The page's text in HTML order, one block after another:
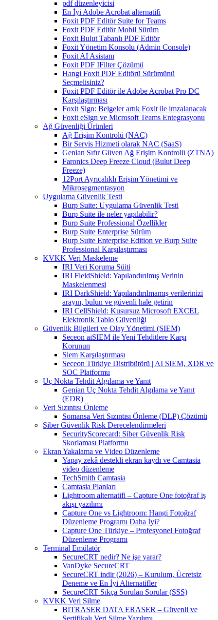
pdf düzenleyicisi
En İyi Adobe Acrobat alternatifi
Foxit PDF Editör Suite for Teams
Foxit PDF Editör Mobil Sürüm
Foxit Bulut Tabanlı PDF Editör
Foxit Yönetim Konsolu (Admin Console)
Foxit AI Asistanı
Foxit PDF IFilter Çözümü
Hangi Foxit PDF Editörü Sürümünü
Seçmelisiniz?
Foxit PDF Editör ile Adobe Acrobat Pro DC
Karşılaştırması
Foxit Sign: Belgeler artık Foxit ile imzalanacak
Foxit eSign ve Microsoft Teams Entegrasyonu
Ağ Güvenliği Ürünleri
Ağ Erişim Kontrolü (NAC)
Bir Servis Hizmeti olarak NAC (SaaS)
Genian Sıfır Güven Ağ Erişim Kontrolü (ZTNA)
Faronics Deep Freeze Cloud (Bulut Deep
Freeze)
12Port Ayrıcalıklı Erişim Yönetimi ve
Mikrosegmentasyon
Uygulama Güvenlik Testi
Burp Suite: Uygulama Güvenlik Testi
Burp Suite ile neler yapılabilir?
Burp Suite Professional Özellikler
Burp Suite Enterprise Sürüm
Burp Suite Enterprise Edition ve Burp Suite
Professional Karşılaştırması
KVKK Veri Maskeleme
IRI Veri Koruma Süiti
IRI FieldShield: Yapılandırılmış Verinin
Maskelenmesi
IRI DarkShield: Yapılandırılmamış verilerinizi
arayın, bulun ve güvenli hale getirin
IRI CellShield: Kusursuz Microsoft EXCEL
Elektronik Tablo Güvenliği
Güvenlik Bilgileri ve Olay Yönetimi (SIEM)
Seceon aiSIEM ile Yeni Tehditlere Karşı
Korunun
Siem Karşılaştırması
Seceon Türkiye Distribütörü | AI SIEM, XDR ve
SOC Platformu
Uç Nokta Tehdit Algılama ve Yanıt
Genian Uç Nokta Tehdit Algılama ve Yanıt
(EDR)
Veri Sızıntısı Önleme
Somansa Veri Sızıntısı Önleme (DLP) Çözümü
Siber Güvenlik Risk Derecelendirmeleri
SecurityScorecard: Siber Güvenlik Risk
Skorlaması Platformu
Ekran Yakalama ve Video Düzenleme
Yapay zekâ destekli ekran kaydı ve Camtasia
video düzenleme
TechSmith Camtasia
Camtasia Planları
Lightroom alternatifi – Capture One fotoğraf iş
akışı yazılımı
Capture One vs Lightroom: Hangi Fotoğraf
Düzenleme Programı Daha İyi?
Capture One Türkiye – Profesyonel Fotoğraf
Düzenleme Programı
Terminal Emülatör
SecureCRT nedir? Ne işe yarar?
VanDyke SecureCRT
SecureCRT indir (2026) – Kurulum, Ücretsiz
Deneme ve En İyi Alternatifler
SecureCRT Sıkça Sorulan Sorular (SSS)
KVKK Veri Silme
BITRASER DATA ERASER – Güvenli ve
Sertifikalı Veri Silme Yazılımı